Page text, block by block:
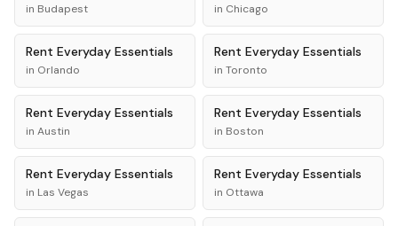
in Budapest in Chicago
Rent Everyday Essentials
in Orlando
Rent Everyday Essentials
in Toronto
Rent Everyday Essentials
in Austin
Rent Everyday Essentials
in Boston
Rent Everyday Essentials
in Las Vegas
Rent Everyday Essentials
in Ottawa